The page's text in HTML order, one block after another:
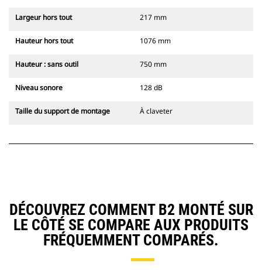
Largeur hors tout 217 mm
Hauteur hors tout 1076 mm
Hauteur : sans outil 750 mm
Niveau sonore 128 dB
Taille du support de montage À claveter
DÉCOUVREZ COMMENT B2 MONTÉ SUR
LE CÔTÉ SE COMPARE AUX PRODUITS
FRÉQUEMMENT COMPARÉS.